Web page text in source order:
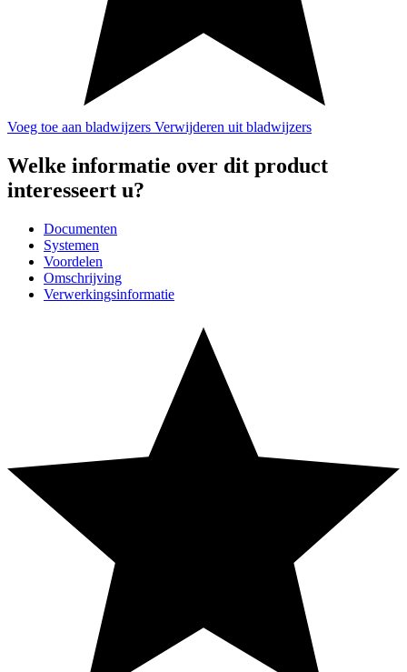
Voeg toe aan bladwijzers Verwijderen uit bladwijzers
Welke informatie over dit product
interesseert u?
Documenten
Systemen
Voordelen
Omschrijving
Verwerkingsinformatie